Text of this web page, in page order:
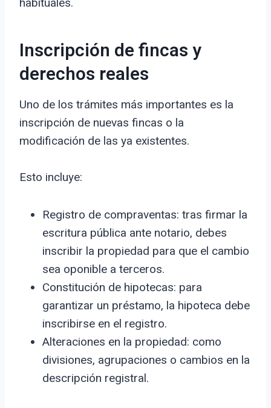
habituales.
Inscripción de fincas y
derechos reales
Uno de los trámites más importantes es la
inscripción de nuevas fincas o la
modificación de las ya existentes.
Esto incluye:
Registro de compraventas: tras firmar la
escritura pública ante notario, debes
inscribir la propiedad para que el cambio
sea oponible a terceros.
Constitución de hipotecas: para
garantizar un préstamo, la hipoteca debe
inscribirse en el registro.
Alteraciones en la propiedad: como
divisiones, agrupaciones o cambios en la
descripción registral.